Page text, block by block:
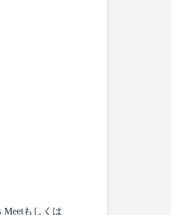
Meetもしくは